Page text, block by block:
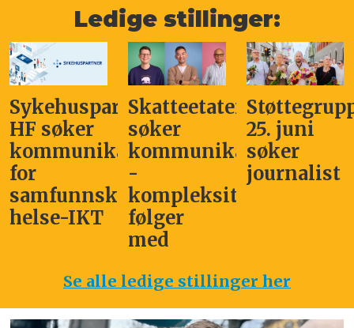
Ledige stillinger:
Sykehuspartner
HF søker
kommunikasjonssjef
for
samfunnskritisk
helse-IKT
Skatteetaten
søker
kommunikasjonsleder
-
kompleksitet
følger
med
25. juni
søker
journalist
Se alle ledige stillinger her